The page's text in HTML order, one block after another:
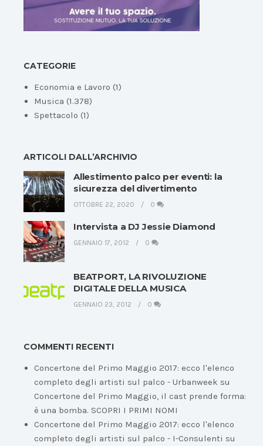
CATEGORIE
Economia e Lavoro (1)
Musica (1.378)
Spettacolo (1)
ARTICOLI DALL’ARCHIVIO
Allestimento palco per eventi: la
sicurezza del divertimento
OTTOBRE 22, 2020 0
Intervista a DJ Jessie Diamond
GENNAIO 17, 2012 0
BEATPORT, LA RIVOLUZIONE
DIGITALE DELLA MUSICA
GENNAIO 23, 2012 0
COMMENTI RECENTI
Concertone del Primo Maggio 2017: ecco l'elenco
completo degli artisti sul palco - Urbanweek su
Concertone del Primo Maggio, il cast prende forma:
è una bomba. SCOPRI I PRIMI NOMI
Concertone del Primo Maggio 2017: ecco l'elenco
completo degli artisti sul palco - I-Consulenti su